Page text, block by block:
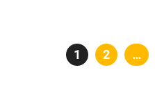
Sida
1 Sida
2 …